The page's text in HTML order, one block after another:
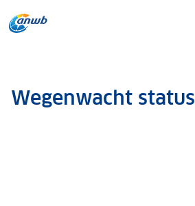
Wegenwacht status